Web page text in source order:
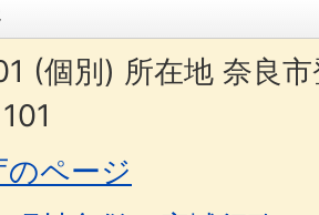
(個別) 所在地 奈良
ページ